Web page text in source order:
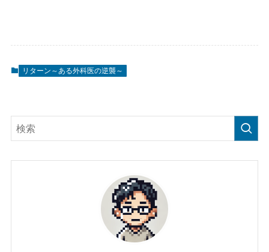
リターン～ある外科医の逆襲～